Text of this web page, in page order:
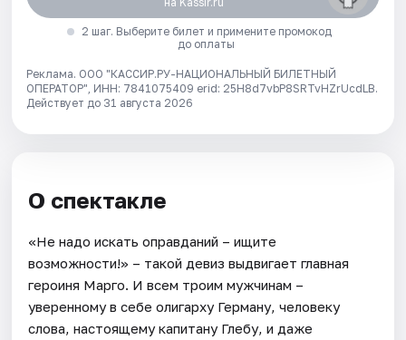
2 шаг. Выберите билет и примените промокод
до оплаты
Реклама. ООО "КАССИР.РУ-НАЦИОНАЛЬНЫЙ БИЛЕТНЫЙ
ОПЕРАТОР", ИНН: 7841075409 erid: 25H8d7vbP8SRTvHZrUcdLB.
Действует до 31 августа 2026
О спектакле
«Не надо искать оправданий – ищите
возможности!» – такой девиз выдвигает главная
героиня Марго. И всем троим мужчинам –
уверенному в себе олигарху Герману, человеку
слова, настоящему капитану Глебу, и даже